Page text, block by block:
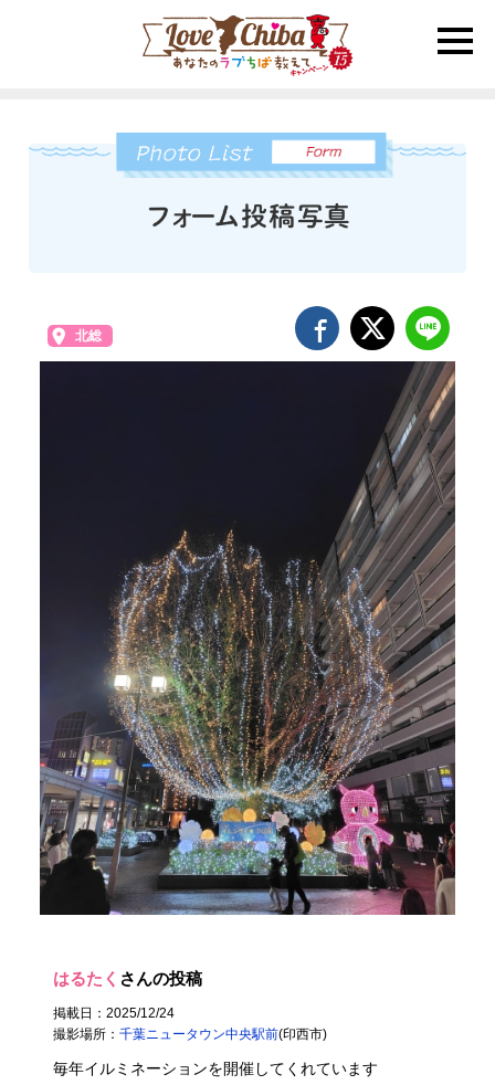
toggle
北総
はるたく さんの投稿
掲載日：2025/12/24
撮影場所：千葉ニュータウン中央駅前(印西市)
毎年イルミネーションを開催してくれています